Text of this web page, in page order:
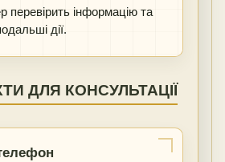
перевірить інформацію та
дії.
ДЛЯ КОНСУЛЬТАЦІЇ